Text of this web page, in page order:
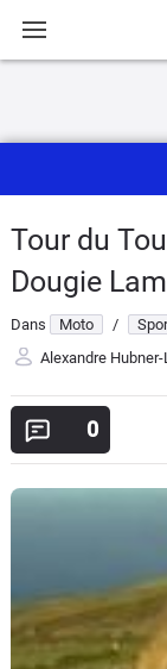
Actu
Essais
Equipement
Avis
125
Marques
Tour du
Dougie
Dans Moto /
Alexandre Hubner-
0